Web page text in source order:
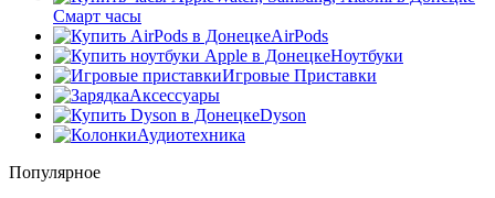
Смарт часы
AirPods
Ноутбуки
Игровые Приставки
Аксессуары
Dyson
Аудиотехника
Популярное